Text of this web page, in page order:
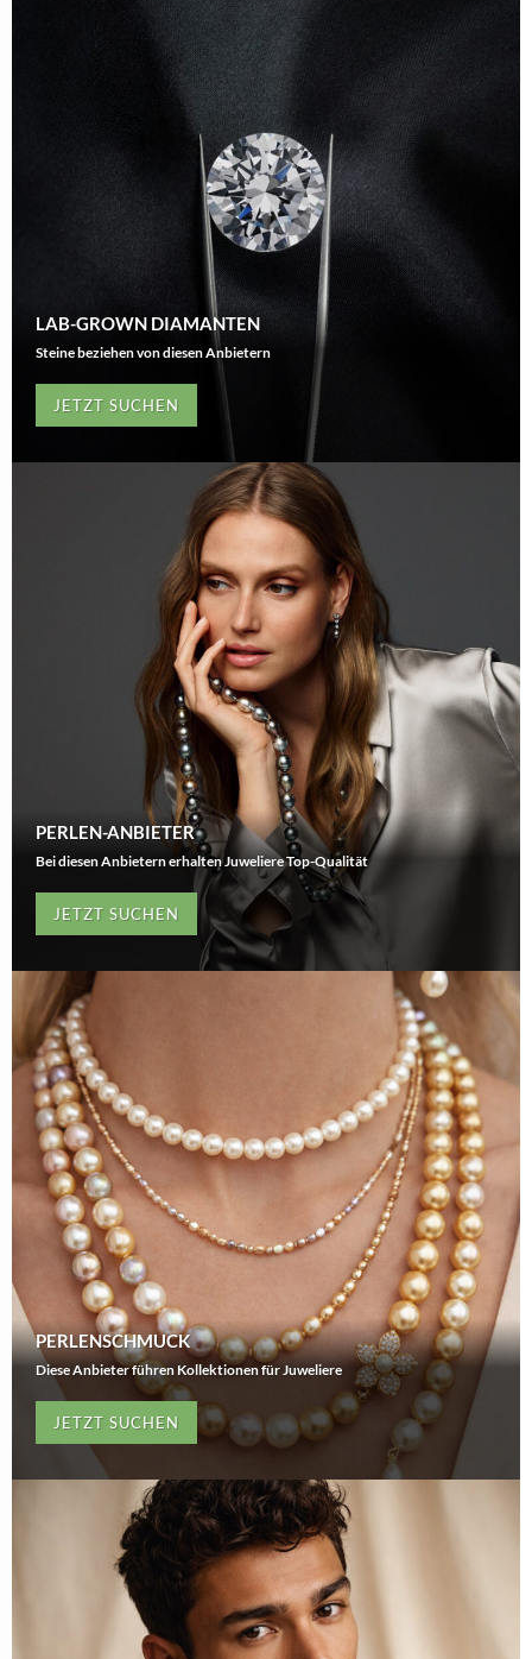
LAB-GROWN DIAMANTEN
Steine beziehen von diesen Anbietern
JETZT SUCHEN
PERLEN-ANBIETER
Bei diesen Anbietern erhalten Juweliere Top-Qualität
JETZT SUCHEN
PERLENSCHMUCK
Diese Anbieter führen Kollektionen für Juweliere
JETZT SUCHEN